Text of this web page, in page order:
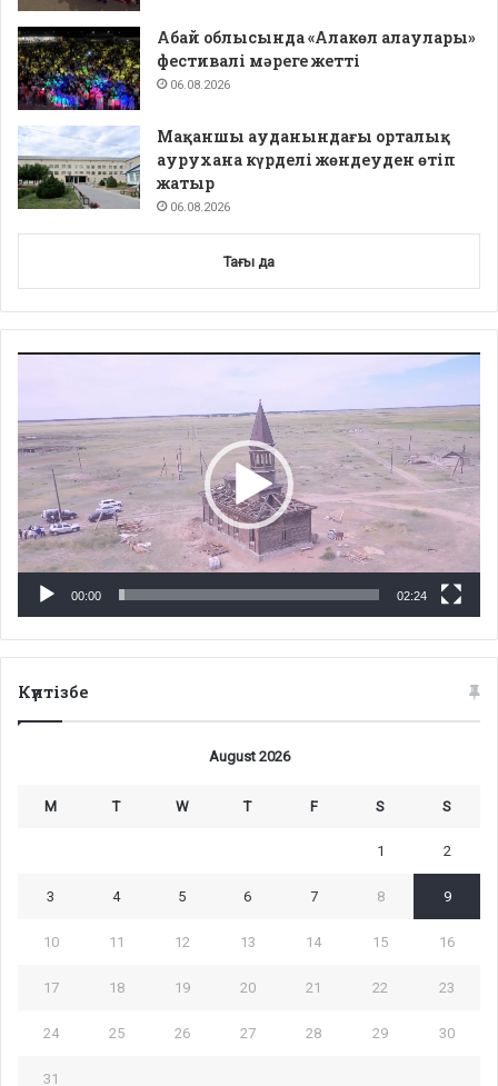
Абай облысында «Алакөл алаулары»
фестивалі мәреге жетті
06.08.2026
Мақаншы ауданындағы орталық
аурухана күрделі жөндеуден өтіп
жатыр
06.08.2026
Тағы да
00:00 02:24
Күнтізбе
August 2026
M T W T F S S
1 2
3 4 5 6 7 8 9
10 11 12 13 14 15 16
17 18 19 20 21 22 23
24 25 26 27 28 29 30
31